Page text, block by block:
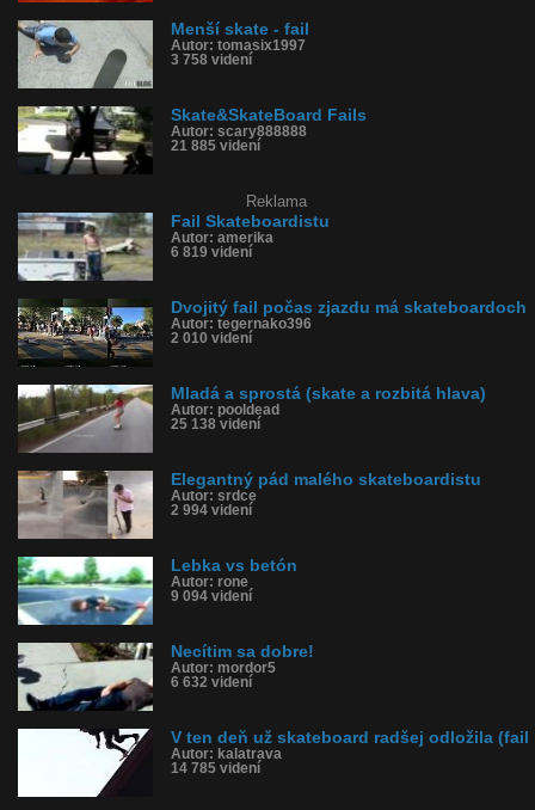
Menší skate - fail
Autor: tomasix1997
3 758 videní
Skate&SkateBoard Fails
Autor: scary888888
21 885 videní
Reklama
Fail Skateboardistu
Autor: amerika
6 819 videní
Dvojitý fail počas zjazdu má skateboardoch
Autor: tegernako396
2 010 videní
Mladá a sprostá (skate a rozbitá hlava)
Autor: pooldead
25 138 videní
Elegantný pád malého skateboardistu
Autor: srdce
2 994 videní
Lebka vs betón
Autor: rone
9 094 videní
Necítim sa dobre!
Autor: mordor5
6 632 videní
V ten deň už skateboard radšej odložila (fail
Autor: kalatrava
14 785 videní